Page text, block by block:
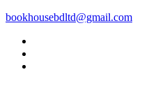
bookhousebdltd@gmail.com